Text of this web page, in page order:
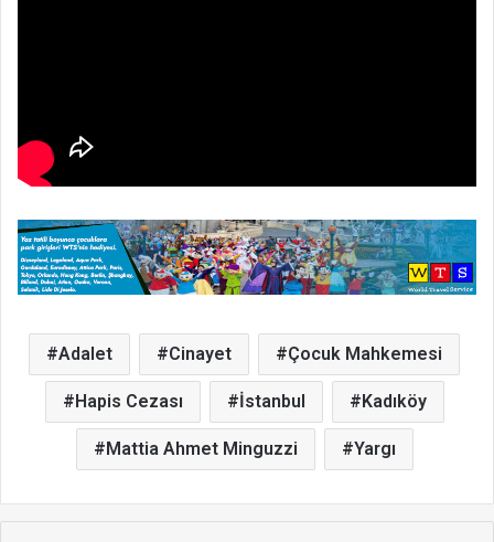
Adalet Cinayet Çocuk Mahkemesi
Hapis Cezası İstanbul Kadıköy
Mattia Ahmet Minguzzi Yargı